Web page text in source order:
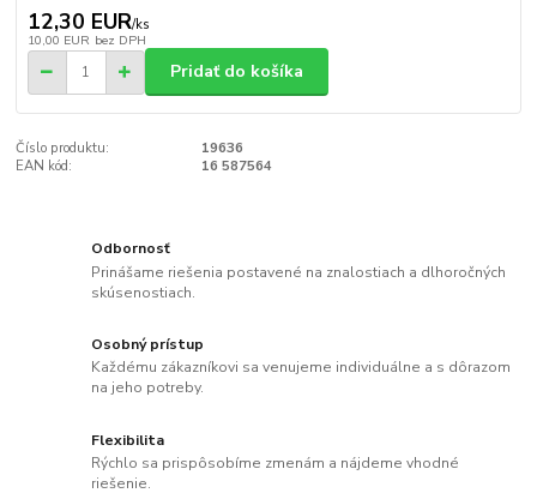
12,30 EUR/ks
10,00 EUR bez DPH
Pridať do košíka
Číslo produktu:
19636
EAN kód:
16 587564
Odbornosť
Prinášame riešenia postavené na znalostiach a dlhoročných
skúsenostiach.
Osobný prístup
Každému zákazníkovi sa venujeme individuálne a s dôrazom
na jeho potreby.
Flexibilita
Rýchlo sa prispôsobíme zmenám a nájdeme vhodné
riešenie.